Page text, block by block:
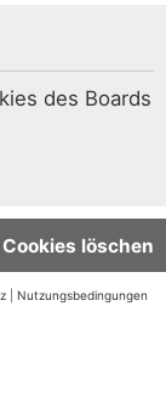
des Boards
löschen
Nutzungsbedingungen